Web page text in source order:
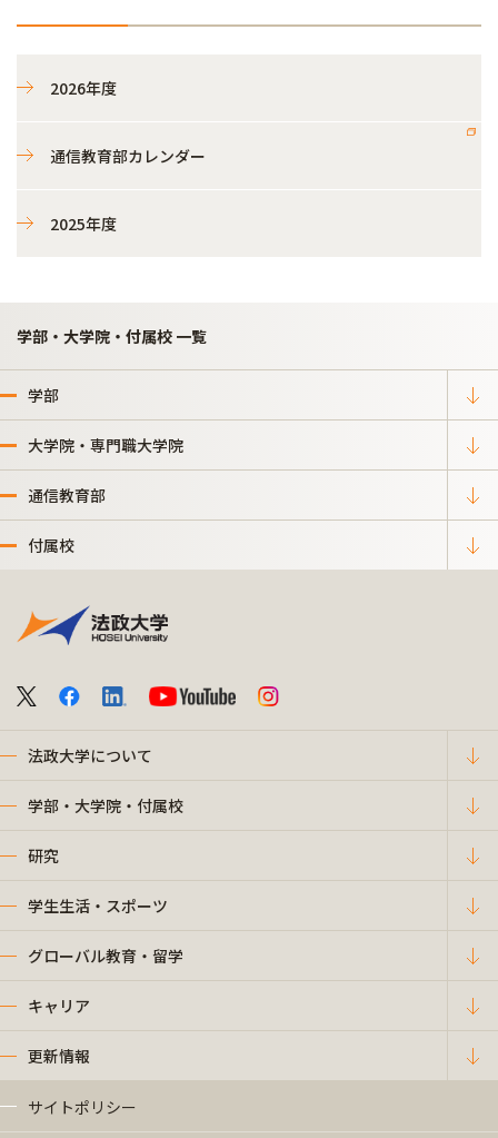
2026年度
通信教育部カレンダー
2025年度
学部・大学院・付属校 一覧
学部
大学院・専門職大学院
通信教育部
付属校
法政大学について
学部・大学院・付属校
研究
学生生活・スポーツ
グローバル教育・留学
キャリア
更新情報
サイトポリシー